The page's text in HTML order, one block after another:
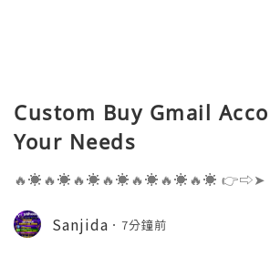
Custom Buy Gmail
Your Needs
🔥☀️🔥☀️🔥☀️🔥☀️🔥☀️🔥☀️🔥☀️ 👉⇨➤
ail.com 👉⇨➤ Visit To Website:
s one of the most widely used
Sanjida 7分鐘前